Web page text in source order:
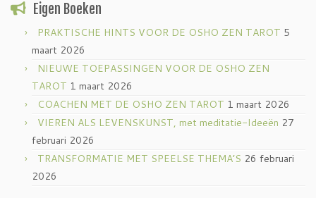
Eigen Boeken
PRAKTISCHE HINTS VOOR DE OSHO ZEN TAROT 5
maart 2026
NIEUWE TOEPASSINGEN VOOR DE OSHO ZEN
TAROT 1 maart 2026
COACHEN MET DE OSHO ZEN TAROT 1 maart 2026
VIEREN ALS LEVENSKUNST, met meditatie-Ideeën 27
februari 2026
TRANSFORMATIE MET SPEELSE THEMA’S 26 februari
2026